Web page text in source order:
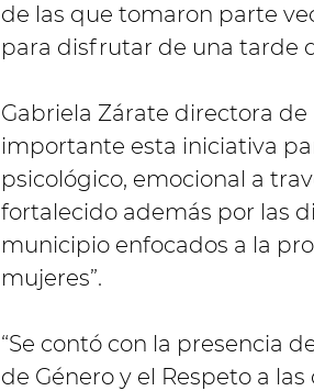
de las que tomaron parte
para disfrutar de una tarde
Gabriela Zárate directora
importante esta iniciativa
psicológico, emocional a
fortalecido además por las
municipio enfocados a la
mujeres”.
“Se contó con la presencia
de Género y el Respeto a